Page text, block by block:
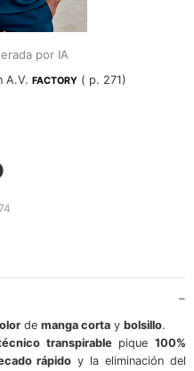
por IA
A.V. FACTORY( p. 271)
de manga cortay bolsillo.
transpirablepique100%
rápido y la eliminación del